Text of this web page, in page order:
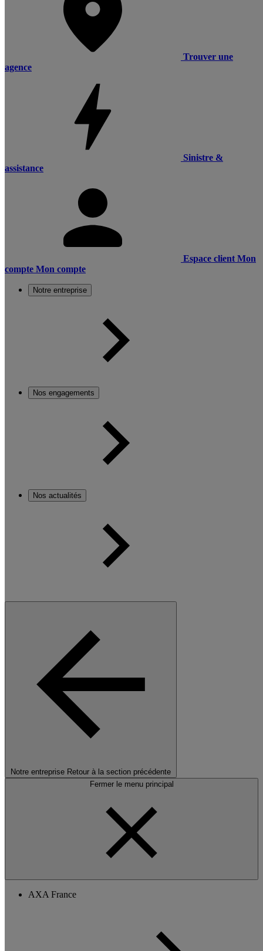
Trouver une
agence
Sinistre &
assistance
Espace client Mon
compte Mon compte
Notre entreprise
Nos engagements
Nos actualités
Notre entreprise Retour à la section précédente
Fermer le menu principal
AXA France